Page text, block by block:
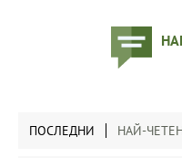
ПОСЛЕДНИ НАЙ-